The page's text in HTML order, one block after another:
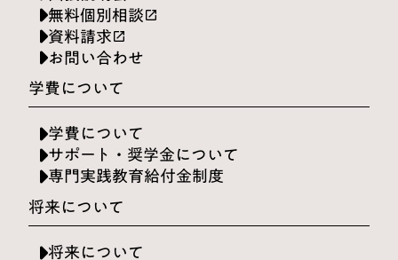
無料個別相談launch
資料請求launch
お問い合わせ
学費について
学費について
サポート・奨学金について
専門実践教育給付金制度
将来について
将来について